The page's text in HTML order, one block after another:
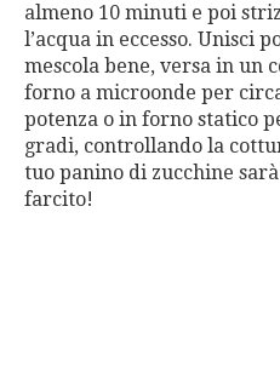
almeno 10 minuti e poi
l’acqua in eccesso. Unisci
mescola bene, versa in un
forno a microonde per
potenza o in forno statico
gradi, controllando la
tuo panino di zucchine
farcito!